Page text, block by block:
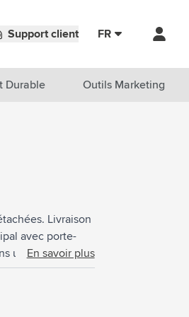
Support client FR
Durable Outils Marketing
Livraison
avec porte-
un sac en
: Livraison avec
En savoir plus